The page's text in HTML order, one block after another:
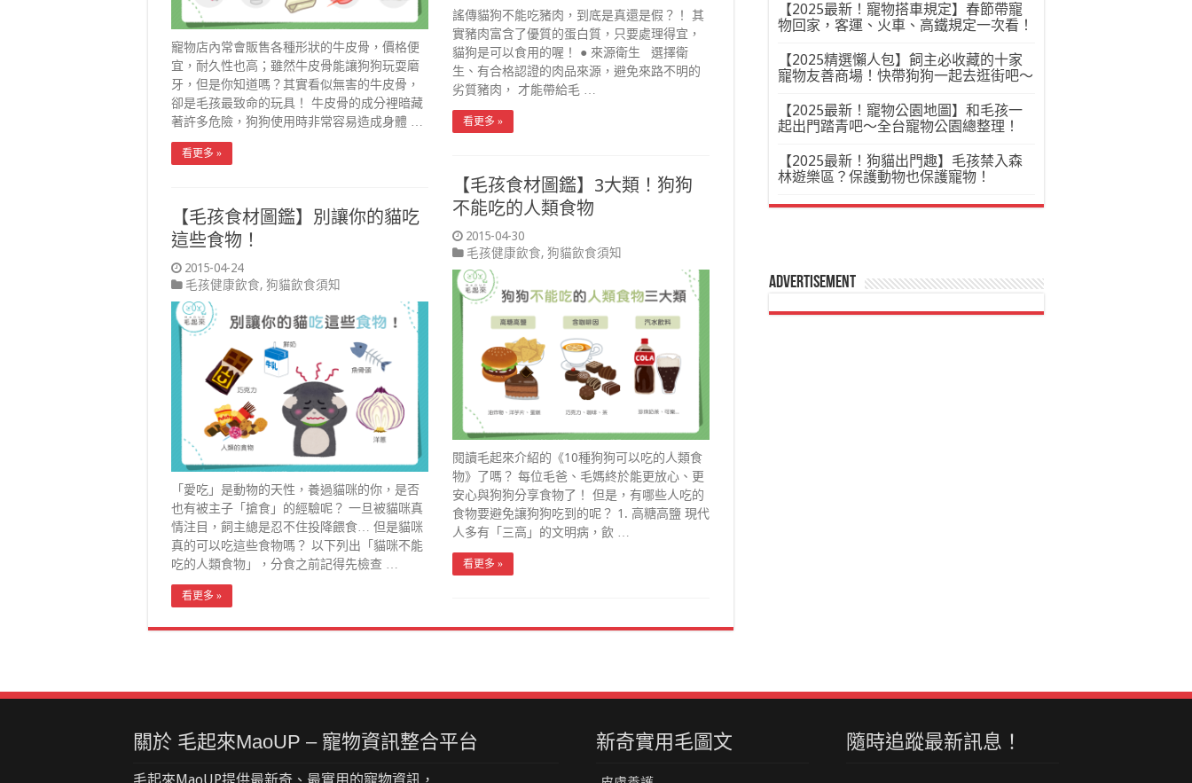
謠傳貓狗不能吃豬肉，到底是真還是假？！ 其
實豬肉富含了優質的蛋白質，只要處理得宜，
貓狗是可以食用的喔！ ● 來源衛生 選擇衛
生、有合格認證的肉品來源，避免來路不明的
劣質豬肉， 才能帶給毛 …
看更多 »
寵物店內常會販售各種形狀的牛皮骨，價格便
宜，耐久性也高；雖然牛皮骨能讓狗狗玩耍磨
牙，但是你知道嗎？其實看似無害的牛皮骨，
卻是毛孩最致命的玩具！ 牛皮骨的成分裡暗藏
著許多危險，狗狗使用時非常容易造成身體 …
看更多 »
【毛孩食材圖鑑】3大類！狗狗
不能吃的人類食物
2015-04-30
毛孩健康飲食, 狗貓飲食須知
閱讀毛起來介紹的《10種狗狗可以吃的人類食
物》了嗎？ 每位毛爸、毛媽終於能更放心、更
安心與狗狗分享食物了！ 但是，有哪些人吃的
食物要避免讓狗狗吃到的呢？ 1. 高糖高鹽 現代
人多有「三高」的文明病，飲 …
看更多 »
【毛孩食材圖鑑】別讓你的貓吃
這些食物！
2015-04-24
毛孩健康飲食, 狗貓飲食須知
「愛吃」是動物的天性，養過貓咪的你，是否
也有被主子「搶食」的經驗呢？ 一旦被貓咪真
情注目，飼主總是忍不住投降餵食… 但是貓咪
真的可以吃這些食物嗎？ 以下列出「貓咪不能
吃的人類食物」，分食之前記得先檢查 …
看更多 »
【2025最新！寵物搭車規定】春節帶寵
物回家，客運、火車、高鐵規定一次看！
【2025精選懶人包】飼主必收藏的十家
寵物友善商場！快帶狗狗一起去逛街吧～
【2025最新！寵物公園地圖】和毛孩一
起出門踏青吧～全台寵物公園總整理！
【2025最新！狗貓出門趣】毛孩禁入森
林遊樂區？保護動物也保護寵物！
Advertisement
關於 毛起來MaoUP – 寵物資訊整合平台 新奇實用毛圖文 隨時追蹤最新訊息！